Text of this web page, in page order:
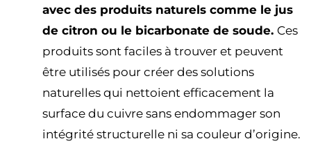
avec des produits naturels comme le jus
de citron ou le bicarbonate de soude. Ces
produits sont faciles à trouver et peuvent
être utilisés pour créer des solutions
naturelles qui nettoient efficacement la
surface du cuivre sans endommager son
intégrité structurelle ni sa couleur d’origine.